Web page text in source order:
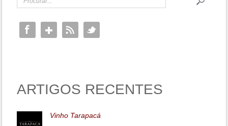
ARTIGOS RECENTES
Vinho Tarapacá